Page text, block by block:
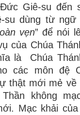
Giê-su đến
su dùng từ ngữ
vẹn” để nói
của Chúa
là Chúa
các môn đệ
thật mới mẻ về
Thần không
Mạc khải